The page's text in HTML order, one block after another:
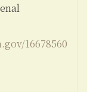
16678560